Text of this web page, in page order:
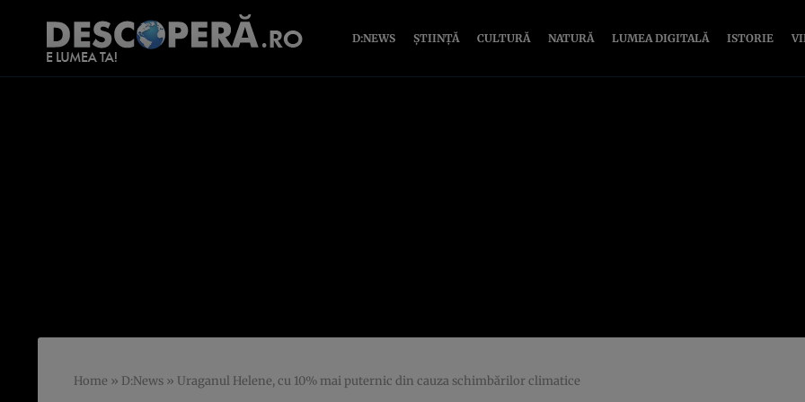
D:NEWS ȘTIINȚĂ CULTURĂ NATURĂ LUMEA DIGITALĂ ISTORIE
Home » D:News » Uraganul Helene, cu 10% mai puternic din cauza schimbărilor climatice